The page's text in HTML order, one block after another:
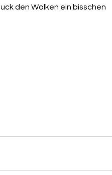
den Wolken ein bisschen